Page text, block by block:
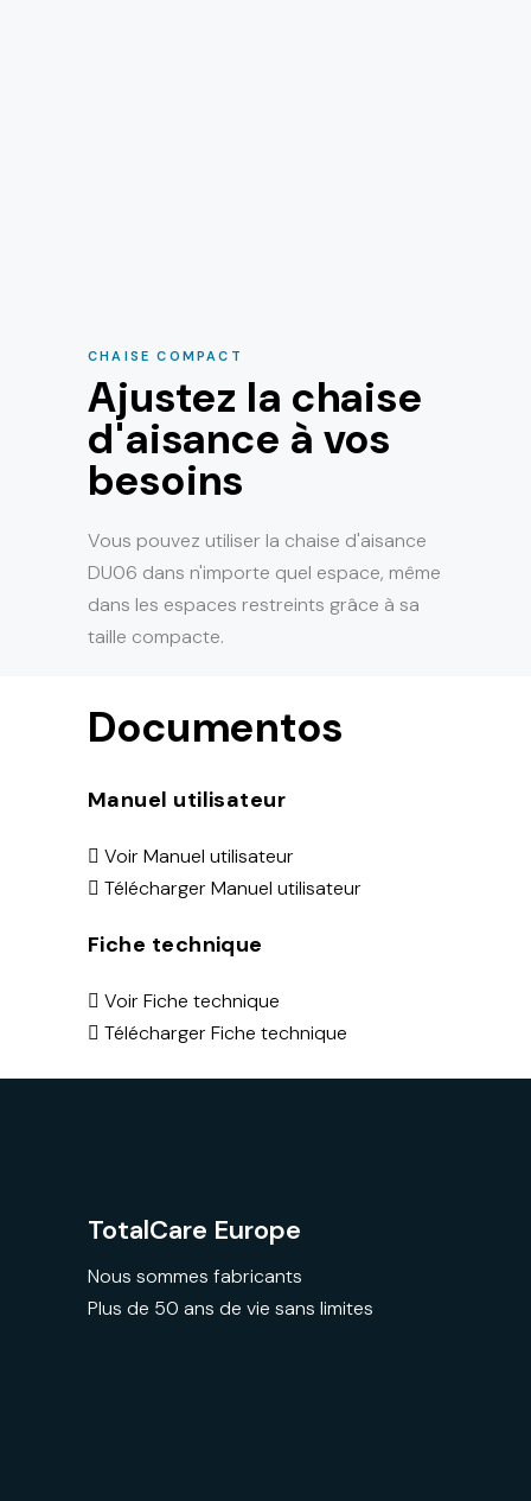
CHAISE COMPACT
Ajustez la chaise
d'aisance à vos
besoins
Vous pouvez utiliser la chaise d'aisance
DU06 dans n'importe quel espace, même
dans les espaces restreints grâce à sa
taille compacte.
Documentos
Manuel utilisateur
Voir Manuel utilisateur
Télécharger Manuel utilisateur
Fiche technique
Voir Fiche technique
Télécharger Fiche technique
TotalCare Europe
Nous sommes fabricants
Plus de 50 ans de vie sans limites